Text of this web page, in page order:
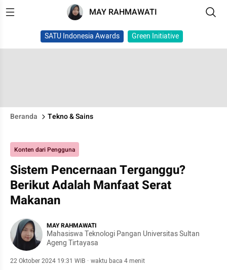
MAY RAHMAWATI
SATU Indonesia Awards Green Initiative
Beranda Tekno & Sains
Konten dari Pengguna
Sistem Pencernaan Terganggu?
Berikut Adalah Manfaat Serat
Makanan
MAY RAHMAWATI
Mahasiswa Teknologi Pangan Universitas Sultan
Ageng Tirtayasa
22 Oktober 2024 19:31 WIB · waktu baca 4 menit